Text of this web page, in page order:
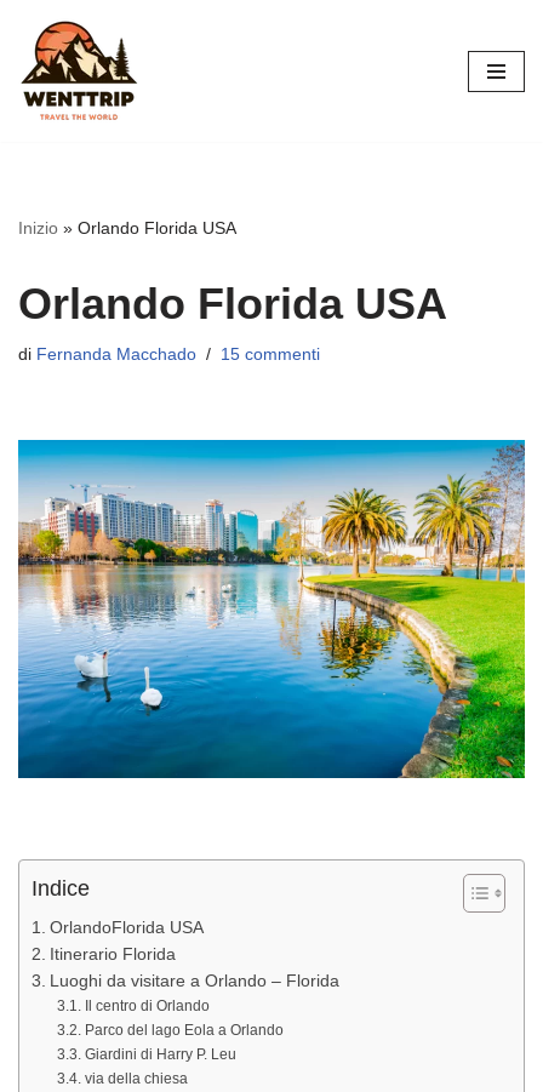
Vai
al
contenuto
Inizio » Orlando Florida USA
Orlando Florida USA
di Fernanda Macchado 15 commenti
Indice
OrlandoFlorida USA
Itinerario Florida
Luoghi da visitare a Orlando – Florida
Il centro di Orlando
Parco del lago Eola a Orlando
Giardini di Harry P. Leu
via della chiesa